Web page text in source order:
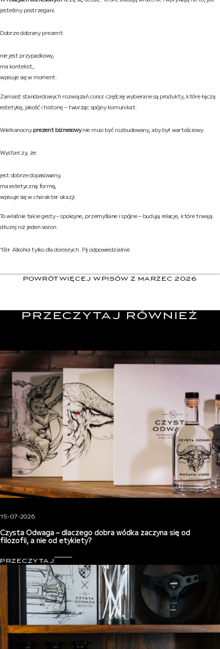
jesteśmy postrzegani.
Dobrze dobrany prezent:
nie jest przypadkowy,
ma kontekst,
wpisuje się w moment.
Zamiast standardowych rozwiązań coraz częściej wybierane są produkty, które łączą
estetykę, jakość i historię – tworząc spójny komunikat.
Wielkanocnyprezent biznesowynie musi być rozbudowany, aby był wartościowy.
Wystarczy, że:
jest dobrze dopasowany,
ma estetyczną formę,
wpisuje się w charakter okazji.
To właśnie takie gesty – spokojne, przemyślane i spójne – budują relacje, które trwają
dłużej niż jeden sezon.
18+ Alkohol tylko dla dorosłych. Pij odpowiedzialnie.
POWRÓTWIĘCEJ WPISÓW Z MARZEC 2026
PRZECZYTAJ RÓWNIEŻ
15-07-2026
Czysta Odwaga – dlaczego dobra wódka zaczyna się od
filozofii, a nie od etykiety?
PRZECZYTAJ